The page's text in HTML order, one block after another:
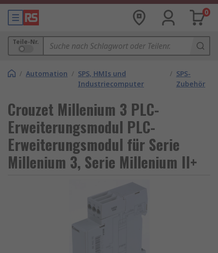
0
Teile-Nr.
/ Automation / SPS, HMIs und
Industriecomputer
/ SPS-
Zubehör
Crouzet Millenium 3 PLC-
Erweiterungsmodul PLC-
Erweiterungsmodul für Serie
Millenium 3, Serie Millenium II+